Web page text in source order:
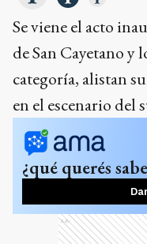
Se viene el acto
de San Cayetano y
categoría, alistan
en el escenario del
¿qué querés
Ads